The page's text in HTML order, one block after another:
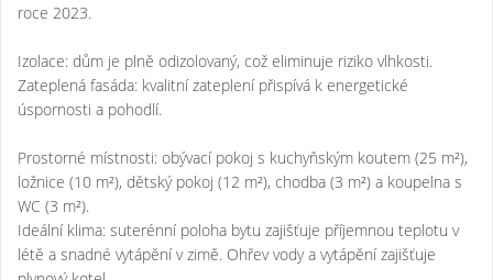
roce 2023.
Izolace: dům je plně odizolovaný, což eliminuje riziko vlhkosti.
Zateplená fasáda: kvalitní zateplení přispívá k energetické
úspornosti a pohodlí.
Prostorné místnosti: obývací pokoj s kuchyňským koutem (25 m²),
ložnice (10 m²), dětský pokoj (12 m²), chodba (3 m²) a koupelna s
WC (3 m²).
Ideální klima: suterénní poloha bytu zajišťuje příjemnou teplotu v
létě a snadné vytápění v zimě. Ohřev vody a vytápění zajišťuje